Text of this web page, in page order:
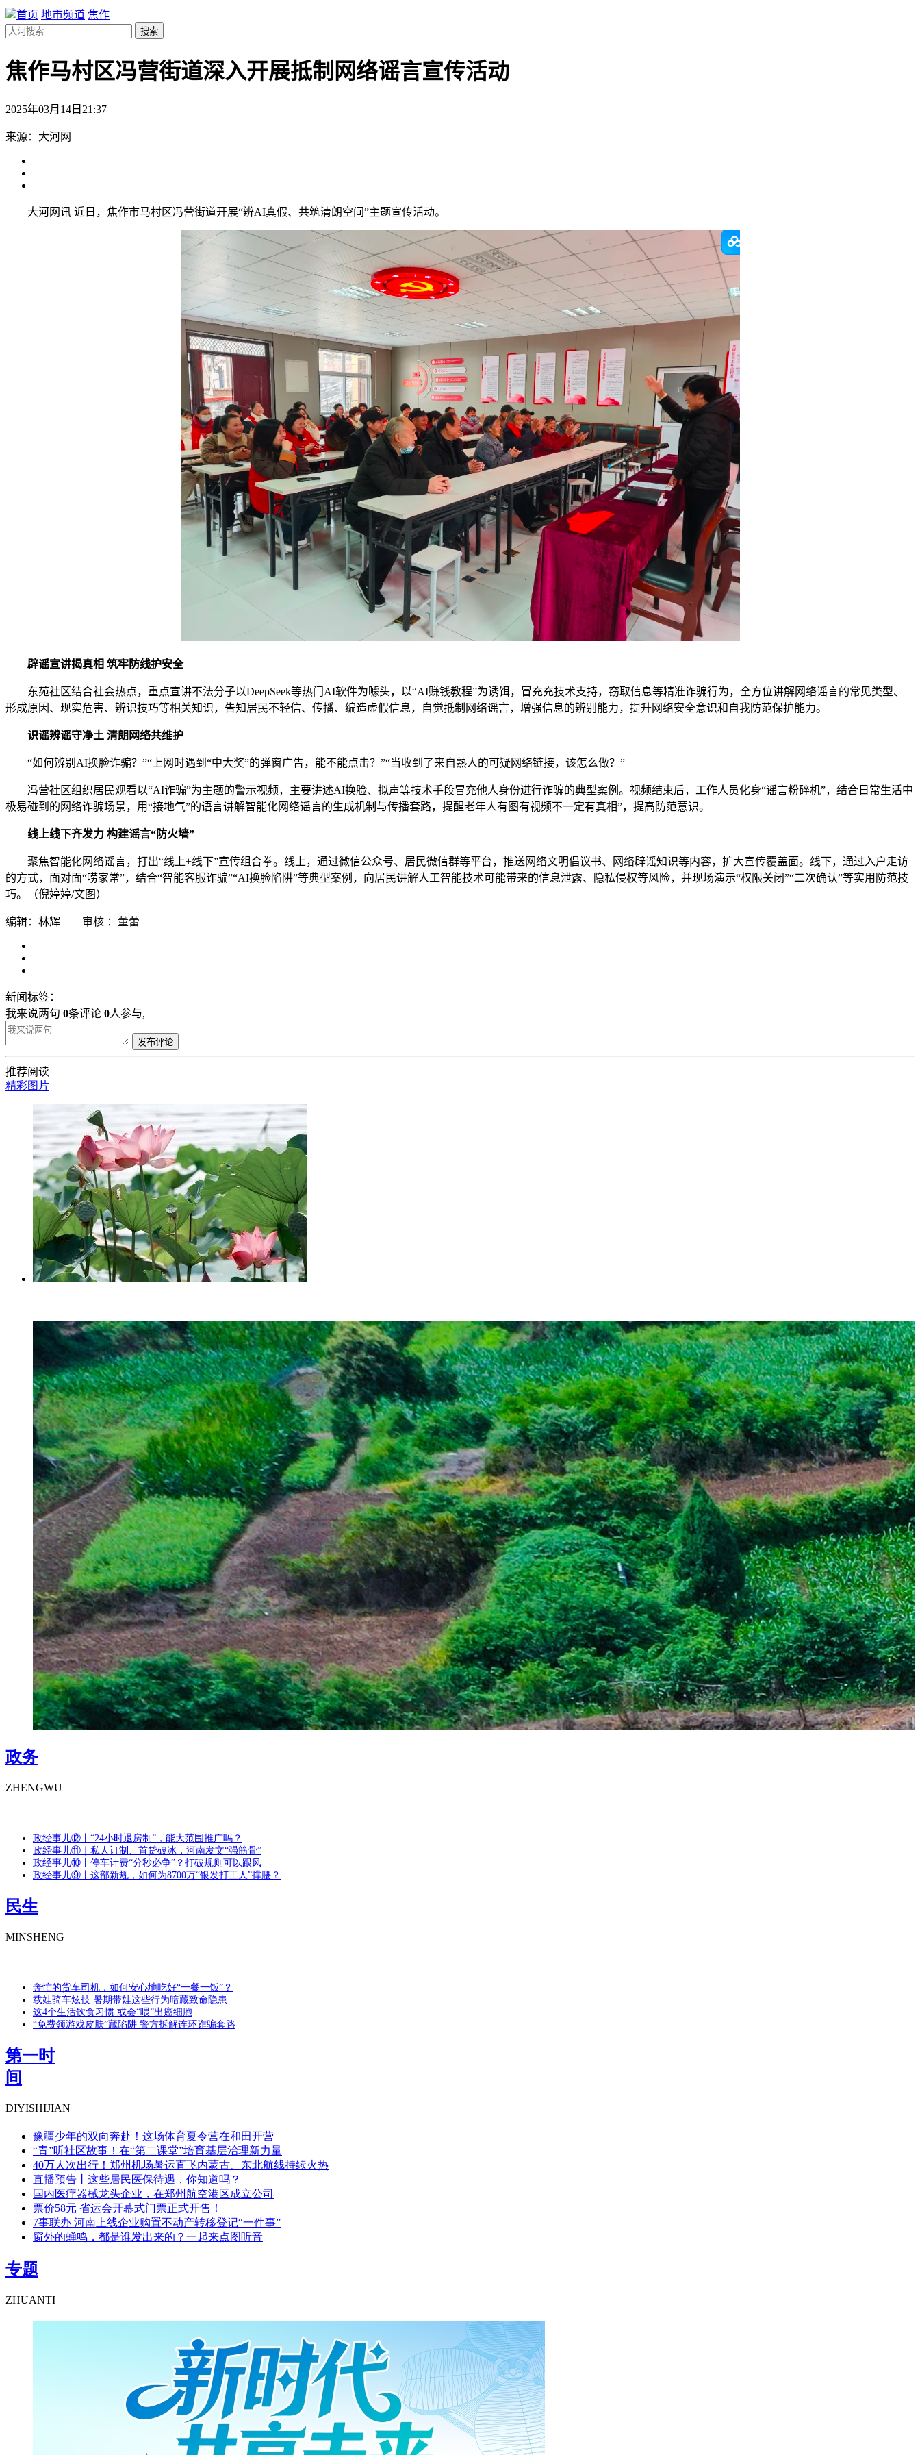
首页 地市频道 焦作
搜索
焦作马村区冯营街道深入开展抵制网络谣言宣传活动
2025年03月14日21:37
来源：大河网
大河网讯 近日，焦作市马村区冯营街道开展“辨AI真假、共筑清朗空间”主题宣传活动。
辟谣宣讲揭真相 筑牢防线护安全
东苑社区结合社会热点，重点宣讲不法分子以DeepSeek等热门AI软件为噱头，以“AI赚钱教程”为诱饵，冒充充技术支持，窃取信息等精准诈骗行为，全方位讲解网络谣言的常见类型、
形成原因、现实危害、辨识技巧等相关知识，告知居民不轻信、传播、编造虚假信息，自觉抵制网络谣言，增强信息的辨别能力，提升网络安全意识和自我防范保护能力。
识谣辨谣守净土 清朗网络共维护
“如何辨别AI换脸诈骗？”“上网时遇到“中大奖”的弹窗广告，能不能点击？”“当收到了来自熟人的可疑网络链接，该怎么做？”
冯营社区组织居民观看以“AI诈骗”为主题的警示视频，主要讲述AI换脸、拟声等技术手段冒充他人身份进行诈骗的典型案例。视频结束后，工作人员化身“谣言粉碎机”，结合日常生活中
极易碰到的网络诈骗场景，用“接地气”的语言讲解智能化网络谣言的生成机制与传播套路，提醒老年人有图有视频不一定有真相”，提高防范意识。
线上线下齐发力 构建谣言“防火墙”
聚焦智能化网络谣言，打出“线上+线下”宣传组合拳。线上，通过微信公众号、居民微信群等平台，推送网络文明倡议书、网络辟谣知识等内容，扩大宣传覆盖面。线下，通过入户走访
的方式，面对面“唠家常”，结合“智能客服诈骗”“AI换脸陷阱”等典型案例，向居民讲解人工智能技术可能带来的信息泄露、隐私侵权等风险，并现场演示“权限关闭”“二次确认”等实用防范技
巧。（倪婷婷/文图）
编辑：林辉 审核 ：董蕾
新闻标签：
我来说两句 0条评论 0人参与,
发布评论
推荐阅读